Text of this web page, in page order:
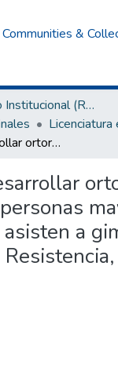
Communities &
Repositorio Institucional (RI) del Instituto Universitario de Ciencias de la Salud Fundación H. A. Barceló
Licenciatura
Riesgo de desarrollar ortorexia y vigorexia en personas mayores de 18 años que asisten a gimnasios en la Ciudad de Resistencia, Chaco.
a